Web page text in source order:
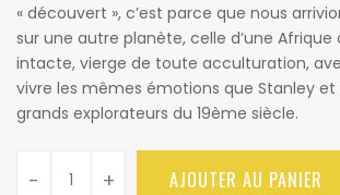
« découvert », c’est parce que nous
sur une autre planète, celle d’une Afrique
intacte, vierge de toute acculturation,
vivre les mêmes émotions que Stanley et
grands explorateurs du 19ème siècle.
- + AJOUTER AU PANIER